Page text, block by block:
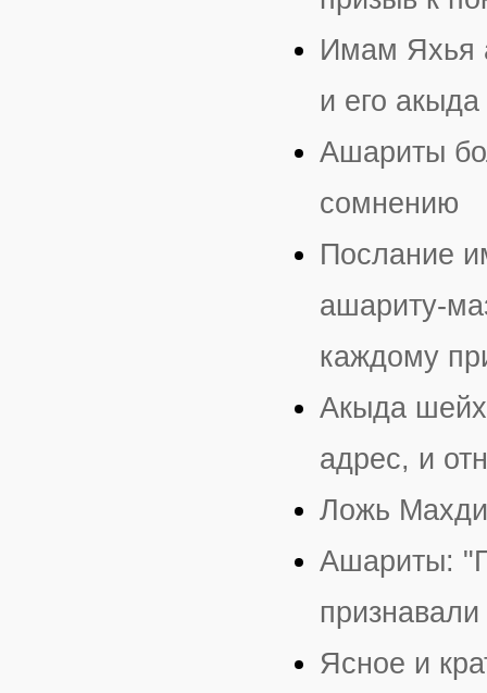
Имам Яхья
и его
Ашариты
сомнению
Послание
ашариту-
каждому
Акыда
адрес, и
Ложь
Ашариты:
Ясное и